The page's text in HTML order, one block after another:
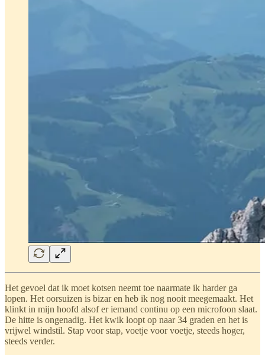
Het gevoel dat ik moet kotsen neemt toe naarmate ik harder ga
lopen. Het oorsuizen is bizar en heb ik nog nooit meegemaakt. Het
klinkt in mijn hoofd alsof er iemand continu op een microfoon slaat.
De hitte is ongenadig. Het kwik loopt op naar 34 graden en het is
vrijwel windstil. Stap voor stap, voetje voor voetje, steeds hoger,
steeds verder.